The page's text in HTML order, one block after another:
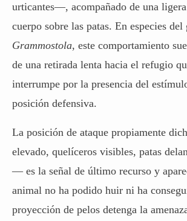
urticantes—, acompañado de una
cuerpo sobre las patas. En especies del
Grammostola, este comportamiento
de una retirada lenta hacia el refugio
interrumpe por la presencia del
posición defensiva.
La posición de ataque propiamente
elevado, quelíceros visibles, patas
— es la señal de último recurso y
animal no ha podido huir ni ha
proyección de pelos detenga la